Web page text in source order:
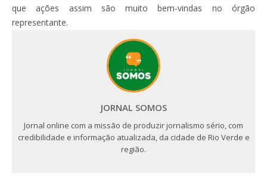
que ações assim são muito bem-vindas no órgão
representante.
JORNAL SOMOS
Jornal online com a missão de produzir jornalismo sério, com
credibilidade e informação atualizada, da cidade de Rio Verde e
região.